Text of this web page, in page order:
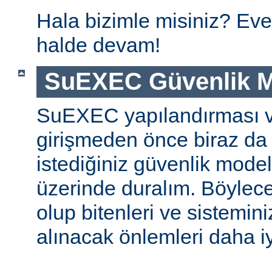
Hala bizimle misiniz?
halde devam!
SuEXEC Güvenlik
SuEXEC
girişmeden önce biraz
istediğiniz güvenlik
üzerinde duralım.
olup bitenleri ve
alınacak önlemleri daha